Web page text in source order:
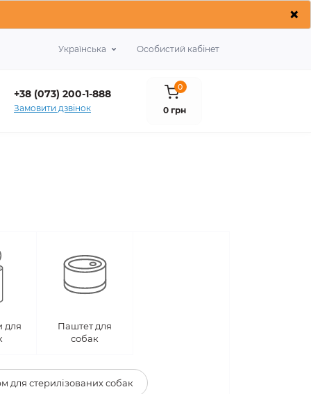
×
Українська Особистий кабінет
+38 (073) 200-1-888
Замовити дзвінок
0
0 грн
для
Паштет для
собак
для стерилізованих собак